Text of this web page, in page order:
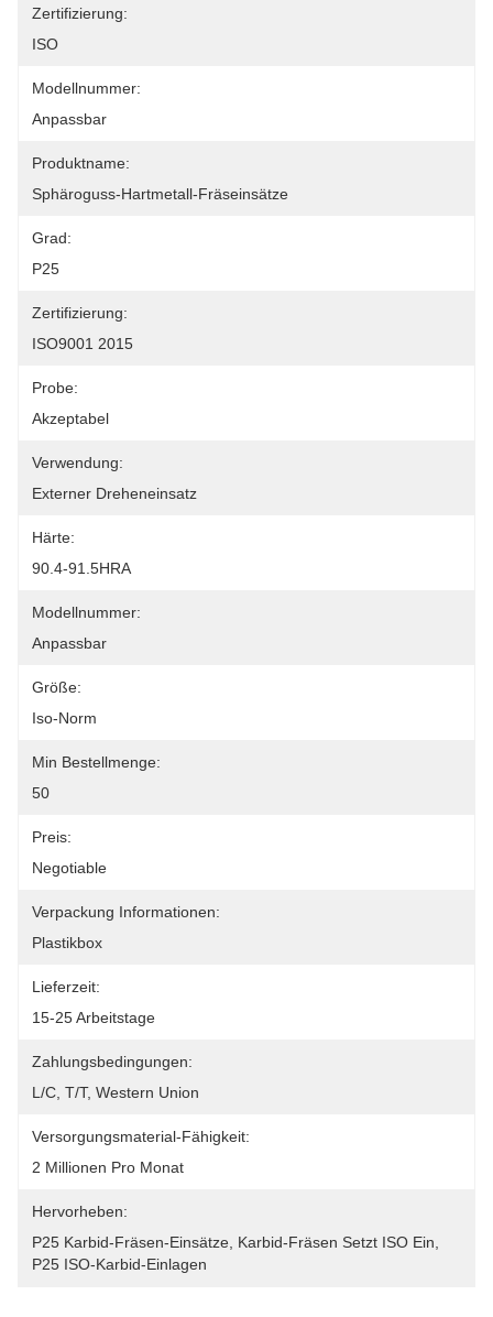
Zertifizierung:
ISO
Modellnummer:
Anpassbar
Produktname:
Sphäroguss-Hartmetall-Fräseinsätze
Grad:
P25
Zertifizierung:
ISO9001 2015
Probe:
Akzeptabel
Verwendung:
Externer Dreheneinsatz
Härte:
90.4-91.5HRA
Modellnummer:
Anpassbar
Größe:
Iso-Norm
Min Bestellmenge:
50
Preis:
Negotiable
Verpackung Informationen:
Plastikbox
Lieferzeit:
15-25 Arbeitstage
Zahlungsbedingungen:
L/C, T/T, Western Union
Versorgungsmaterial-Fähigkeit:
2 Millionen Pro Monat
Hervorheben:
P25 Karbid-Fräsen-Einsätze Karbid-Fräsen Setzt ISO Ein
P25 ISO-Karbid-Einlagen